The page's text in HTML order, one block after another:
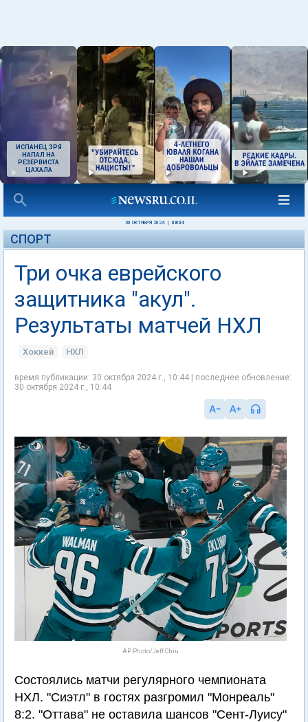
ИСПАНЕЦ ЗРЯ
НАПАЛ НА
РЕЗЕРВИСТА
ЦАХАЛА
30 ОКТЯБРЯ 2024 08:04
СПОРТ
Три очка еврейского
защитника "акул".
Результаты матчей НХЛ
Хоккей НХЛ
время публикации: 30 октября 2024 г., 10:44 | последнее обновление:
30 октября 2024 г., 10:44
AP Photo/Jeff Chiu
Состоялись матчи регулярного чемпионата
НХЛ. "Сиэтл" в гостях разгромил "Монреаль"
8:2. "Оттава" не оставила шансов "Сент-Луису"